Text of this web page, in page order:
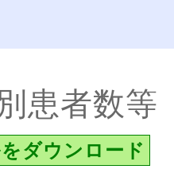
患者数等
ダウンロード